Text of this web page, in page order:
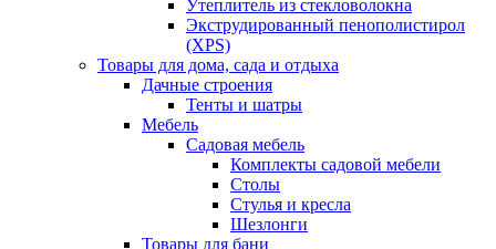
Утеплитель из стекловолокна
Экструдированный пенополистирол
(XPS)
Товары для дома, сада и отдыха
Дачные строения
Тенты и шатры
Мебель
Садовая мебель
Комплекты садовой мебели
Столы
Стулья и кресла
Шезлонги
Товары для бани